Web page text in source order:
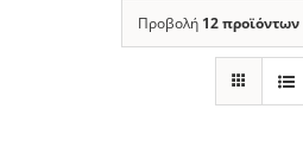
Προβολή 12 προϊόντων